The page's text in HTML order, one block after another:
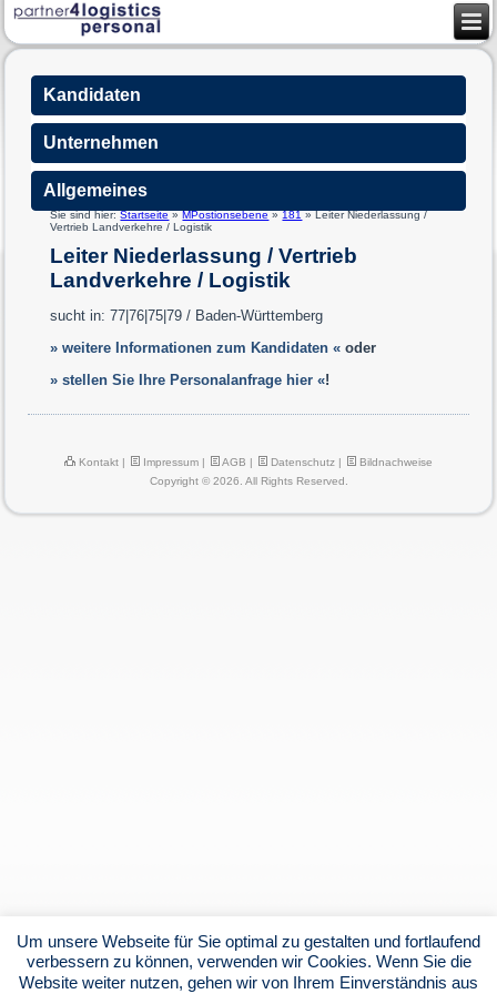
Kandidaten
Unternehmen
Allgemeines
Sie sind hier:Startseite » MPostionsebene »181 » Leiter Niederlassung /
Vertrieb Landverkehre / Logistik
Leiter Niederlassung / Vertrieb
Landverkehre / Logistik
sucht in: 77|76|75|79 / Baden-Württemberg
» weitere Informationen zum Kandidaten « oder
» stellen Sie Ihre Personalanfrage hier «!
Kontakt Impressum AGB Datenschutz
Bildnachweise
Copyright © 2026. All Rights Reserved.
Um unsere Webseite für Sie optimal zu gestalten und fortlaufend
verbessern zu können, verwenden wir Cookies. Wenn Sie die
Website weiter nutzen, gehen wir von Ihrem Einverständnis aus